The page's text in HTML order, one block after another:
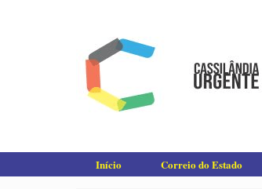
Início Correio do Estado